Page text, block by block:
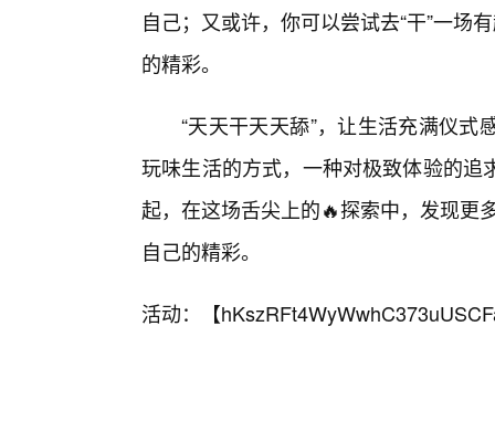
自己；又或许，你可以尝试去“干”一场
的精彩。
“天天干天天舔”，让生活充满仪
玩味生活的方式，一种对极致体验的
起，在这场舌尖上的🔥探索中，发现更
自己的精彩。
活动：【